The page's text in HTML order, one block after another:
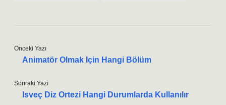
Önceki Yazı
Animatör Olmak Için Hangi Bölüm
Sonraki Yazı
Isveç Diz Ortezi Hangi Durumlarda Kullanılır